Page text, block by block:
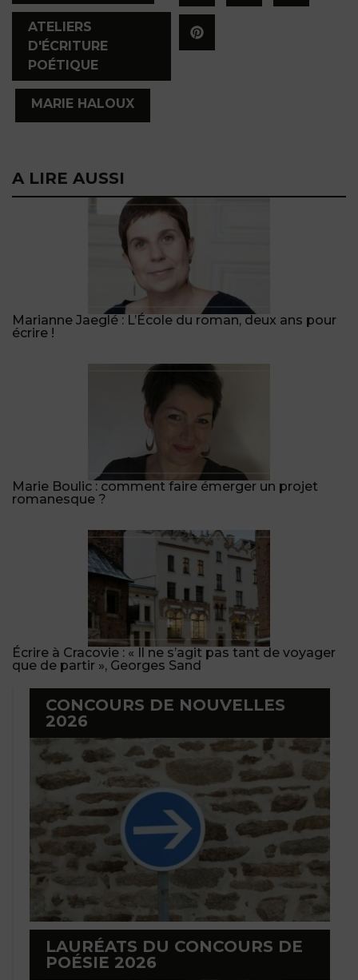
ATELIERS
D'ÉCRITURE
POÉTIQUE
MARIE HALOUX
A LIRE AUSSI
Marianne Jaeglé : L’École du roman, deux ans pour
écrire !
Marie Boulic : comment faire émerger un projet
romanesque ?
Écrire à Cracovie : « Il ne s’agit pas tant de voyager
que de partir », Georges Sand
CONCOURS DE NOUVELLES
2026
LAURÉATS DU CONCOURS DE
POÉSIE 2026